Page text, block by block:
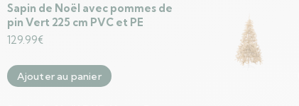
Sapin de Noël avec pommes de
pin Vert 225 cm PVC et PE
129.99€
Ajouter au panier